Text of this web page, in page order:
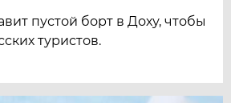
пустой борт в Доху, чтобы
туристов.